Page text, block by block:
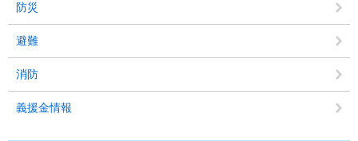
防災
避難
消防
義援金情報